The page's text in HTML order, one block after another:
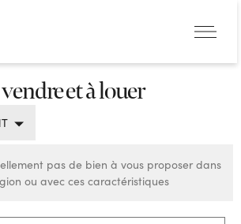
et à louer
pas de bien à vous proposer dans
ou avec ces caractéristiques